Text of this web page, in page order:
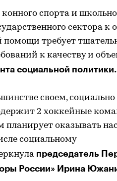
спорта и
сектора к
требует
к качеству и
социальной политики.
своем, социально
2 хоккейные
планирует оказывать
социальному
председатель
России» Ирина